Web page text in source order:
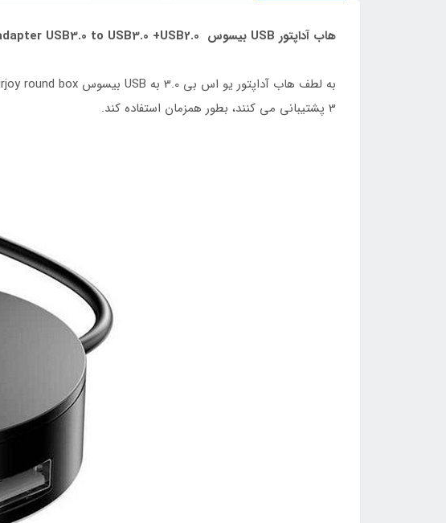
هاب آداپتور USB بیسوس Baseus Airjoy round box HUB adapter USB3.0 to USB3.0 +USB2.0
3 پشتیبانی می کنند، بطور همزمان استفاده کند.